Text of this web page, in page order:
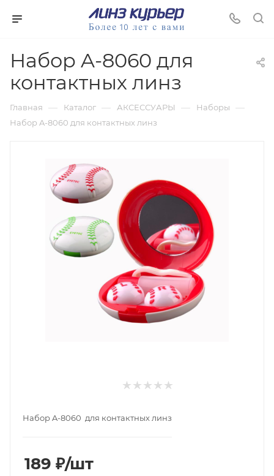
Набор A-8060 для
контактных линз
Главная — Каталог — АКСЕССУАРЫ — Наборы —
Набор A-8060 для контактных линз
Набор A-8060 для контактных линз
189 ₽/шт